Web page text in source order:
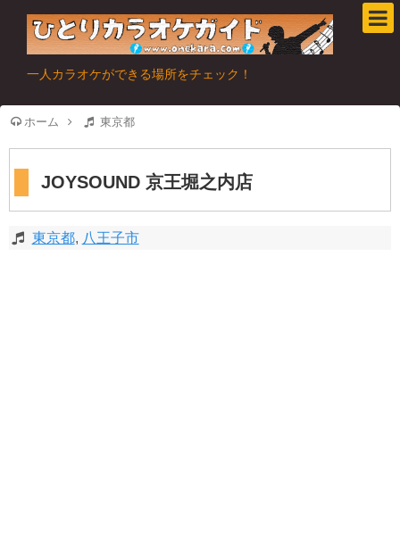
一人カラオケができる場所をチェック！
ホーム 東京都
JOYSOUND 京王堀之内店
東京都, 八王子市